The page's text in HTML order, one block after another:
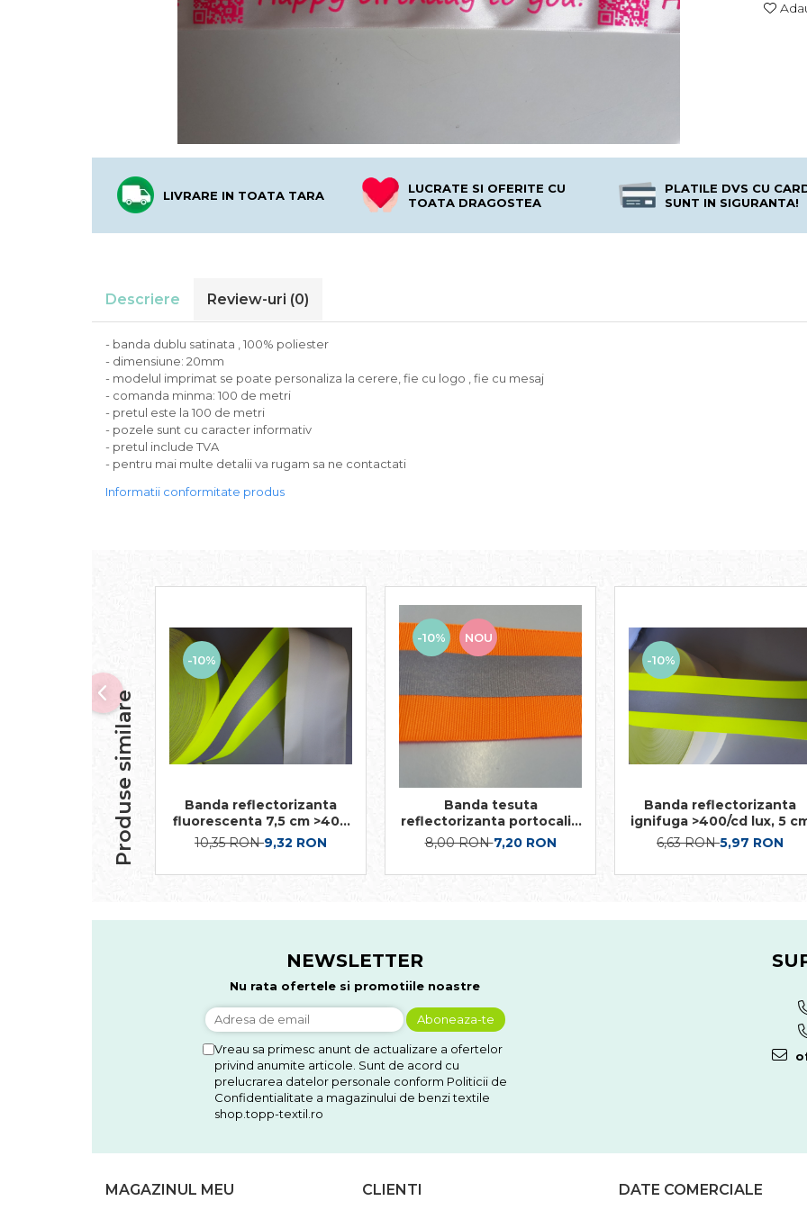
LIVRARE IN TOATA TARA
LUCRATE SI OFERITE CU
TOATA DRAGOSTEA
PLATILE DVS CU
SUNT IN SIGURANTA!
Descriere Review-uri (0)
- banda dublu satinata , 100% poliester
- dimensiune: 20mm
- modelul imprimat se poate personaliza la cerere, fie cu logo , fie cu mesaj
- comanda minma: 100 de metri
- pretul este la 100 de metri
- pozele sunt cu caracter informativ
- pretul include TVA
- pentru mai multe detalii va rugam sa ne contactati
Informatii conformitate produs
Produse similare
-10%
Banda reflectorizanta
fluorescenta 7,5 cm >400
cd/lux
10,35 RON9,32 RON
-10% NOU
Banda tesuta
reflectorizanta portocaliu
fluorescent
8,00 RON7,20 RON
-10%
Banda reflectorizanta
ignifuga >400/cd lux, 5
6,63 RON5,97 RON
NEWSLETTER
Nu rata ofertele si promotiile noastre
Vreau sa primesc anunt de actualizare a ofertelor
privind anumite articole. Sunt de acord cu
prelucrarea datelor personale conform Politicii de
Confidentialitate a magazinului de benzi textile
shop.topp-textil.ro
MAGAZINUL MEU CLIENTI DATE COMERCIALE